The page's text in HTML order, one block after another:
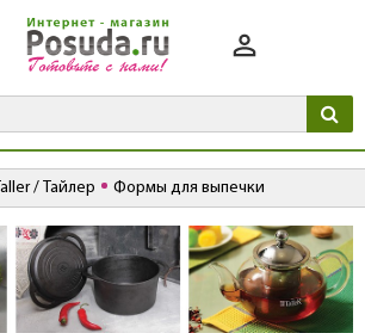
/ Тайлер Формы для выпечки